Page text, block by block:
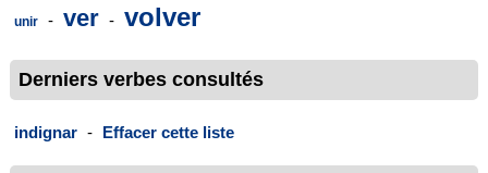
unir - ver - volver
Derniers verbes consultés
indignar - Effacer cette liste